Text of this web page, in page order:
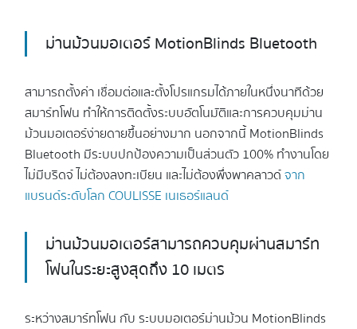
ม่านม้วนมอเตอร์ MotionBlinds Bluetooth
สามารถตั้งค่า เชื่อมต่อและตั้งโปรแกรมได้ภายในหนึ่งนาทีด้วย
สมาร์ทโฟน ทำให้การติดตั้งระบบอัตโนมัติและการควบคุมม่าน
ม้วนมอเตอร์ง่ายดายขึ้นอย่างมาก นอกจากนี้ MotionBlinds
Bluetooth มีระบบปกป้องความเป็นส่วนตัว 100% ทำงานโดย
ไม่มีบริดจ์ ไม่ต้องลงทะเบียน และไม่ต้องพึ่งพาคลาวด์จาก
แบรนด์ระดับโลก COULISSE เนเธอร์แลนด์
ม่านม้วนมอเตอร์สามารถควบคุมผ่านสมาร์ท
โฟนในระยะสูงสุดถึง 10 เมตร
ระหว่างสมาร์ทโฟน กับ ระบบมอเตอร์ม่านม้วน MotionBlinds